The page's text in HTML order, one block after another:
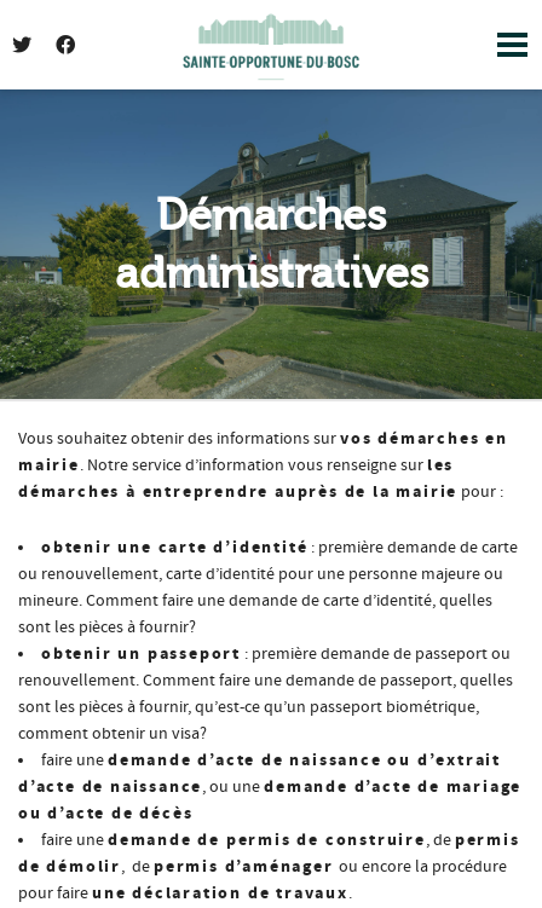
I'm looking for productin a size
. Show
me thecolouritems.
Super Search
Démarches
administratives
Vous souhaitez obtenir des informations survos démarches en
mairie. Notre service d’information vous renseigne sur les
démarches à entreprendre auprès de la mairie pour :
obtenir une carte d’identité : première demande de carte
ou renouvellement, carte d’identité pour une personne majeure ou
mineure. Comment faire une demande de carte d’identité, quelles
sont les pièces à fournir?
obtenir un passeport : première demande de passeport ou
renouvellement. Comment faire une demande de passeport, quelles
sont les pièces à fournir, qu’est-ce qu’un passeport biométrique,
comment obtenir un visa?
faire unedemande d’acte de naissance ou d’extrait
d’acte de naissance, ou unedemande d’acte de mariage
ou d’acte de décès
faire unedemande de permis de construire, de permis
de démolir, de permis d’aménagerou encore la procédure
pour faireune déclaration de travaux.